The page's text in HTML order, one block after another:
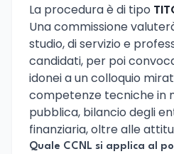
La procedura è di tipo
Una commissione
studio, di servizio e
candidati, per poi
idonei a un colloquio
competenze tecniche in
pubblica, bilancio degli
finanziaria, oltre alle
Quale CCNL si applica al